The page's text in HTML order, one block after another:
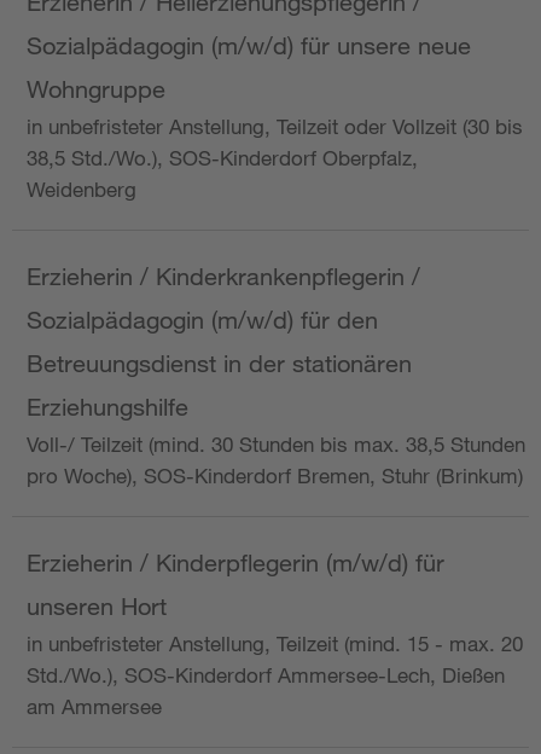
Sozialpädagogin (m/w/d) für unsere neue
Wohngruppe
in unbefristeter Anstellung, Teilzeit oder Vollzeit (30 bis
38,5 Std./Wo.), SOS-Kinderdorf Oberpfalz,
Weidenberg
Erzieherin / Kinderkrankenpflegerin /
Sozialpädagogin (m/w/d) für den
Betreuungsdienst in der stationären
Erziehungshilfe
Voll-/ Teilzeit (mind. 30 Stunden bis max. 38,5 Stunden
pro Woche), SOS-Kinderdorf Bremen, Stuhr (Brinkum)
Erzieherin / Kinderpflegerin (m/w/d) für
unseren Hort
in unbefristeter Anstellung, Teilzeit (mind. 15 - max. 20
Std./Wo.), SOS-Kinderdorf Ammersee-Lech, Dießen
am Ammersee